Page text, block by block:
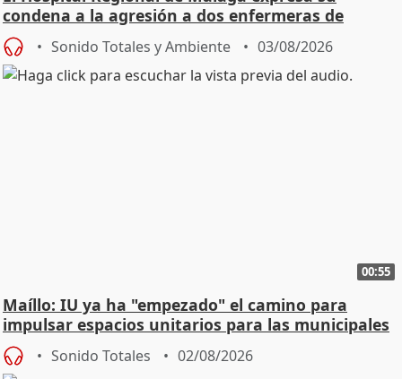
condena a la agresión a dos enfermeras de
Urgencias
Sonido Totales y Ambiente 03/08/2026
00:55
Maíllo: IU ya ha "empezado" el camino para
impulsar espacios unitarios para las municipales
Sonido Totales 02/08/2026